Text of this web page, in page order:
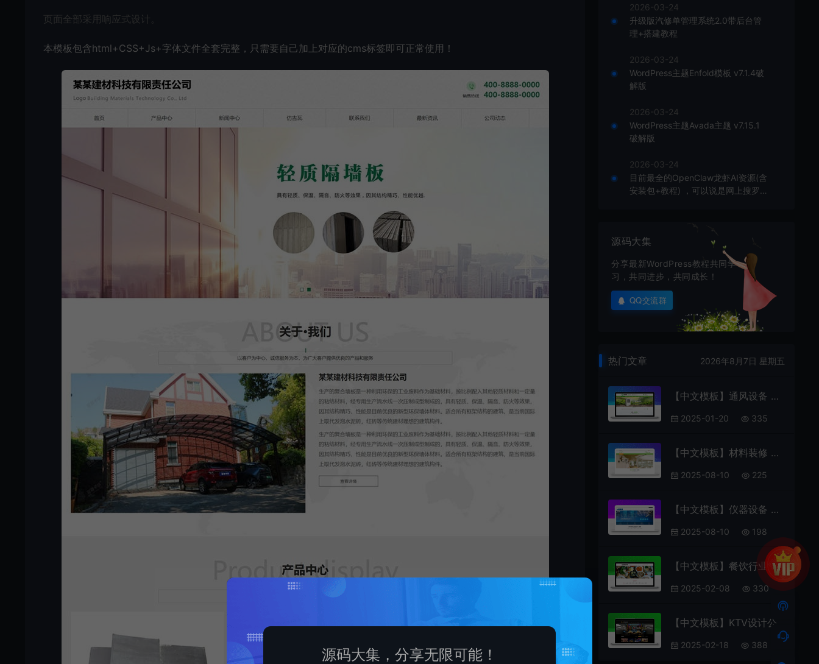
页面全部采用响应式设计。
本模板包含html+CSS+Js+字体文件全套完整，只需要自己加上对应的cms标签即可正常使用！
2026-03-24
升级版汽修单管理系统2.0带后台管
理+搭建教程
2026-03-24
WordPress主题Enfold模板 v7.1.4破
解版
2026-03-24
WordPress主题Avada主题 v7.15.1
破解版
2026-03-24
目前最全的OpenClaw龙虾AI资源(含
安装包+教程) ，可以说是网上搜罗的
源码大集
分享最新WordPress教程共同学
习，共同进步，共同成长！
QQ交流群
热门文章 2026年8月7日 星期五
【中文模板】通风设备 浅绿款 响应式模板包
2025-01-20 335
【中文模板】材料装修 绿色款 响应式模板包含html+CSS+Js+字体文件全套
2025-08-10 225
【中文模板】仪器设备 蓝色款 响应式模板包含html+CSS+Js+字体文件全套
2025-08-10 198
【中文模板】餐饮行业 浅粉款 响应式模板
2025-02-08 330
2025-02-18 388
源码大集，分享无限可能！